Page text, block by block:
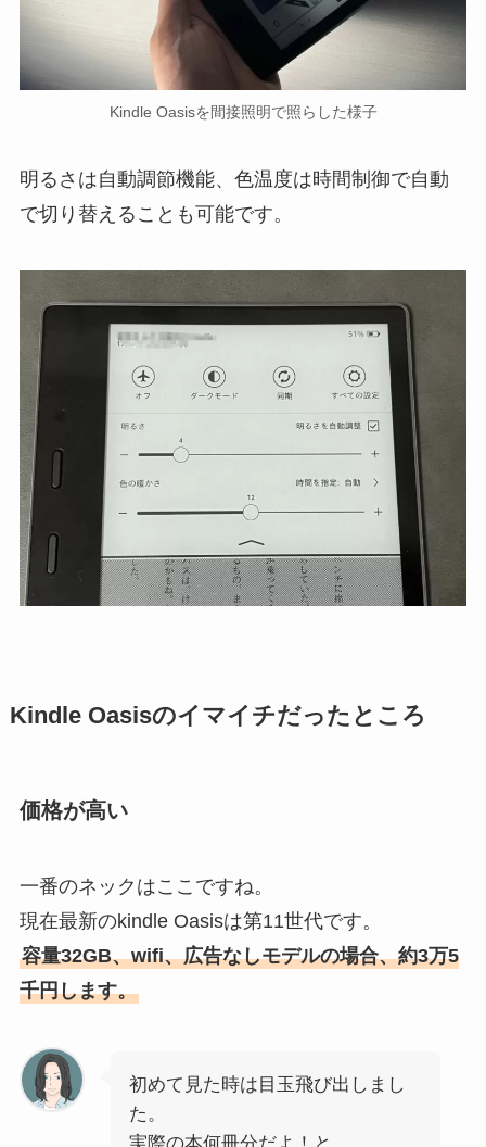
Kindle Oasisを間接照明で照らした様子
明るさは自動調節機能、色温度は時間制御で自動
で切り替えることも可能です。
Kindle Oasisのイマイチだったところ
価格が高い
一番のネックはここですね。
現在最新のkindle Oasisは第11世代です。
容量32GB、wifi、広告なしモデルの場合、約3万5
千円します。
初めて見た時は目玉飛び出しまし
た。
実際の本何冊分だよ！と